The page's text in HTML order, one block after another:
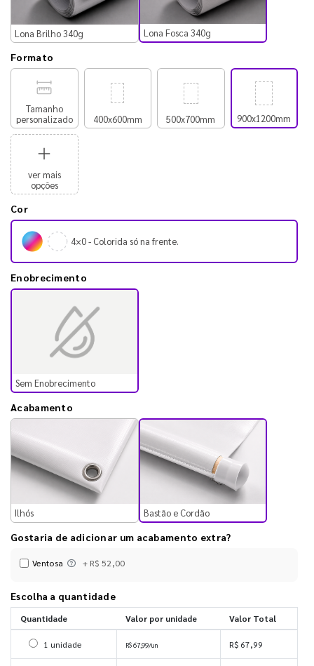
Lona Brilho 340g Lona Fosca 340g
Formato
Tamanho
personalizado
400x600mm 500x700mm 900x1200mm
ver mais
opções
Cor
4×0 - Colorida só na frente.
Enobrecimento
Sem Enobrecimento
Acabamento
Ilhós Bastão e Cordão
Gostaria de adicionar um acabamento extra?
Ventosa + R$ 52,00
Escolha a quantidade
Quantidade Valor por unidade Valor Total
Selecionar 1 unidade
1 unidade R$ 67,99/un R$ 67,99